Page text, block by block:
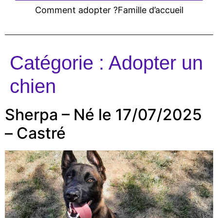
Comment adopter ?Famille d’accueil
Catégorie : Adopter un
chien
Sherpa – Né le 17/07/2025
– Castré